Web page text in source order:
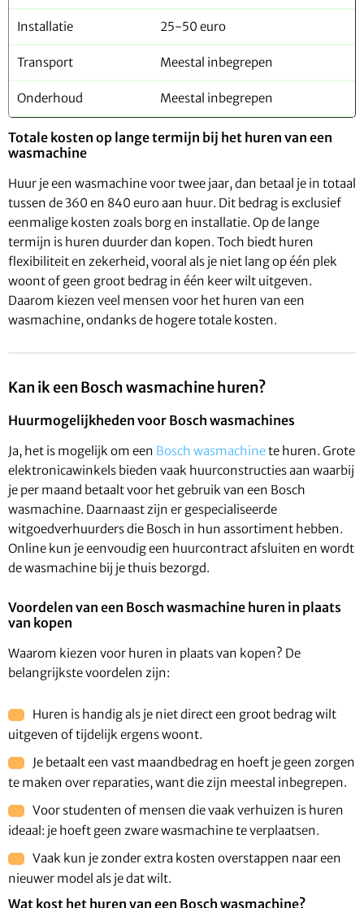
Installatie 25-50 euro
Transport Meestal inbegrepen
Onderhoud Meestal inbegrepen
Totale kosten op lange termijn bij het huren van een
wasmachine
Huur je een wasmachine voor twee jaar, dan betaal je in totaal
tussen de 360 en 840 euro aan huur. Dit bedrag is exclusief
eenmalige kosten zoals borg en installatie. Op de lange
termijn is huren duurder dan kopen. Toch biedt huren
flexibiliteit en zekerheid, vooral als je niet lang op één plek
woont of geen groot bedrag in één keer wilt uitgeven.
Daarom kiezen veel mensen voor het huren van een
wasmachine, ondanks de hogere totale kosten.
Kan ik een Bosch wasmachine huren?
Huurmogelijkheden voor Bosch wasmachines
Ja, het is mogelijk om een Bosch wasmachinete huren. Grote
elektronicawinkels bieden vaak huurconstructies aan waarbij
je per maand betaalt voor het gebruik van een Bosch
wasmachine. Daarnaast zijn er gespecialiseerde
witgoedverhuurders die Bosch in hun assortiment hebben.
Online kun je eenvoudig een huurcontract afsluiten en wordt
de wasmachine bij je thuis bezorgd.
Voordelen van een Bosch wasmachine huren in plaats
van kopen
Waarom kiezen voor huren in plaats van kopen? De
belangrijkste voordelen zijn:
Huren is handig als je niet direct een groot bedrag wilt
uitgeven of tijdelijk ergens woont.
Je betaalt een vast maandbedrag en hoeft je geen zorgen
te maken over reparaties, want die zijn meestal inbegrepen.
Voor studenten of mensen die vaak verhuizen is huren
ideaal: je hoeft geen zware wasmachine te verplaatsen.
Vaak kun je zonder extra kosten overstappen naar een
nieuwer model als je dat wilt.
Wat kost het huren van een Bosch wasmachine?